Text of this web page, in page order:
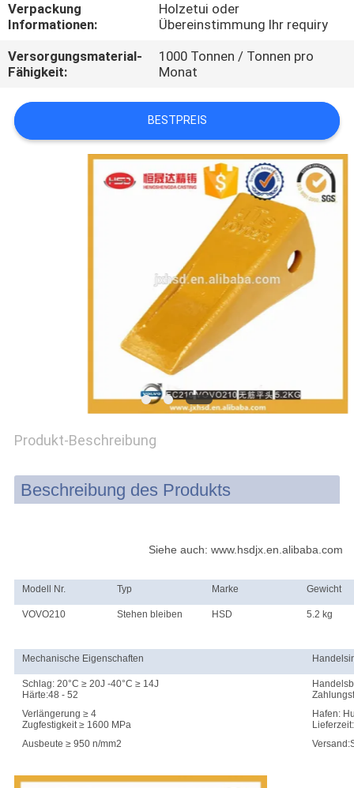
TRETEN
SIE
MIT
UNS
IN
VERBINDUNG
Verpackung
Informationen:
Holzetui oder
Übereinstimmung Ihr requiry
Versorgungsmaterial-
Fähigkeit:
1000 Tonnen / Tonnen pro
Monat
BESTPREIS
Produkt-Beschreibung
Beschreibung des Produkts
Siehe auch: www.hsdjx.en.alibaba.com
Modell Nr. Typ Marke Gewicht
VOVO210 Stehen bleiben HSD 5.2 kg
Mechanische Eigenschaften
Schlag: 20°C ≥ 20J -40°C ≥ 14J
Härte:48 - 52
Verlängerung ≥ 4
Zugfestigkeit ≥ 1600 MPa
Hafen:
Ausbeute ≥ 950 n/mm2